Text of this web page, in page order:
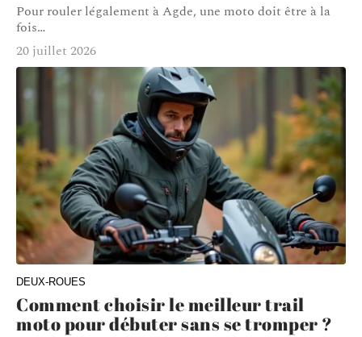
Pour rouler légalement à Agde, une moto doit être à la
fois…
20 juillet 2026
DEUX-ROUES
Comment choisir le meilleur trail
moto pour débuter sans se tromper ?